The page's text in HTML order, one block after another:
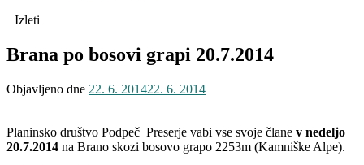
Izleti
Brana po bosovi grapi 20.7.2014
Objavljeno dne 22. 6. 201422. 6. 2014
Planinsko društvo Podpeč Preserje vabi vse svoje člane v nedeljo
20.7.2014 na Brano skozi bosovo grapo 2253m (Kamniške Alpe).